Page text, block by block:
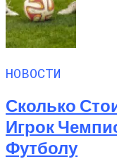
НОВОСТИ
Сколько
Игрок
Футболу